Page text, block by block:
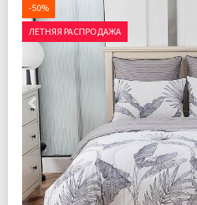
-50%
ЛЕТНЯЯ РАСПРОДАЖА